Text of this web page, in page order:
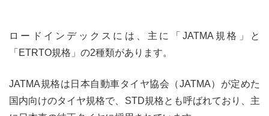
ロードインデックスには、主に「JATMA規格」と
「ETRTO規格」の2種類があります。
JATMA規格は日本自動車タイヤ協会（JATMA）が定めた
国内向けのタイヤ規格で、STD規格とも呼ばれており、主